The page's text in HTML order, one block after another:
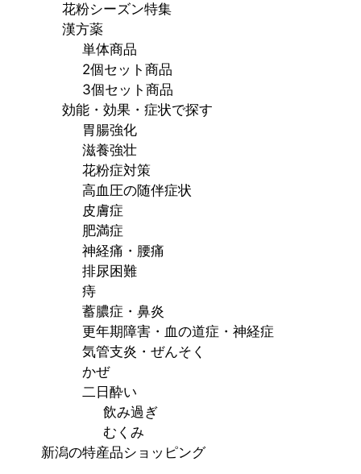
花粉シーズン特集
漢方薬
単体商品
2個セット商品
3個セット商品
効能・効果・症状で探す
胃腸強化
滋養強壮
花粉症対策
高血圧の随伴症状
皮膚症
肥満症
神経痛・腰痛
排尿困難
痔
蓄膿症・鼻炎
更年期障害・血の道症・神経症
気管支炎・ぜんそく
かぜ
二日酔い
飲み過ぎ
むくみ
新潟の特産品ショッピング